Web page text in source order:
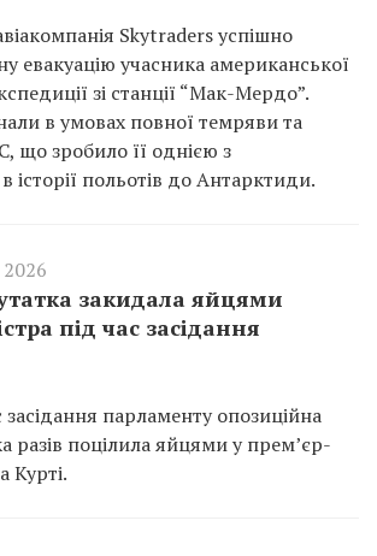
Skytraders успішно
евакуацію учасника американської
зі станції “Мак-Мердо”.
в умовах повної темряви та
що зробило її однією з
історії польотів до Антарктиди.
закидала яйцями
під час засідання
засідання парламенту опозиційна
разів поцілила яйцями у прем’єр-
Курті.